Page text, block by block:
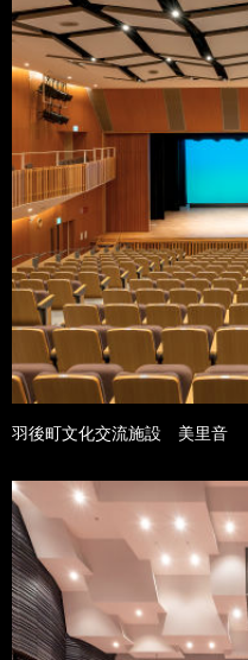
羽後町文化交流施設 美里音